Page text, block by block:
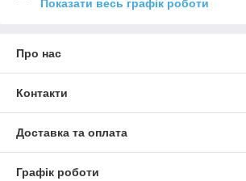
Показати весь графік роботи
Про нас
Контакти
Доставка та оплата
Графік роботи